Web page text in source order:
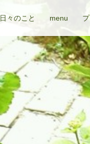
日々のこと menu